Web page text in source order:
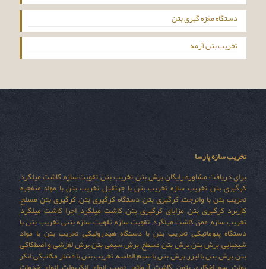
دستگاه مغزه گیری بتن
تخریب بتن آرمه
تخریب سازه پارسا
برای دریافت مشاوره رایگان برش بتن, تخریب بتن, تقویت سازه, کاشت میلگرد,
کرگیری بتن, تخریب سازه, تخریب بتن با جرثقیل, تخریب بتن با مواد منفجره,
تخریب بتن با واترجت, کرگیری بتن, دستگاه کرگیری بتن, کرگیری بتن مسلح,
کاربرد کرگیری بتن, مزایای کرگیری بتن, کاشت میلگرد, اجرا کاشت میلگرد,
تخریب سازه, عمق کاشت میلگرد, تقویت سازه, تقویت سازه بتنی, تخریب بتن با
دستگاه پنوماتیکی, تخریب بتن با دستگاه هیدرولیکی, تخریب بتن با مواد
شیمیایی, برش بتن, برش بتن مسطح, برش سیمی بتن, برش لغزشی و اصطکاکی
بتن, برش بتن با لیزر, برش بتن با سیم الماسه, تخریب بتن با فشار مکانیکی, انکر